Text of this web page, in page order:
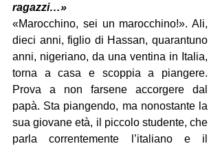
ragazzi…»
«Marocchino, sei un marocchino!». Ali,
dieci anni, figlio di Hassan, quarantuno
anni, nigeriano, da una ventina in Italia,
torna a casa e scoppia a piangere.
Prova a non farsene accorgere dal
papà. Sta piangendo, ma nonostante la
sua giovane età, il piccolo studente, che
parla correntemente l’italiano e il